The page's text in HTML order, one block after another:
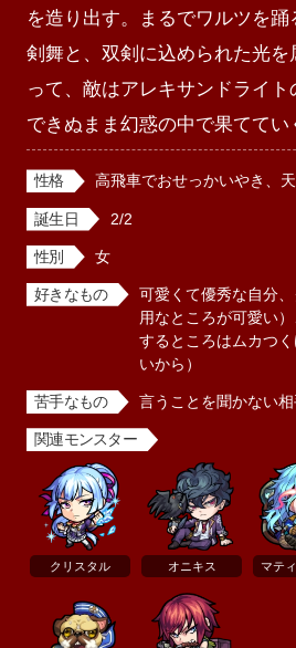
を造り出す。まるでワルツを
剣舞と、双剣に込められた光を
って、敵はアレキサンドライ
できぬまま幻惑の中で果ててい
性格 高飛車でおせっかいやき、
誕生日 2/2
性別 女
好きなもの
可愛くて優秀な自分
用なところが可愛い
するところはムカつ
いから）
苦手なもの 言うことを聞かない
関連モンスター
クリスタル オニキス マテ